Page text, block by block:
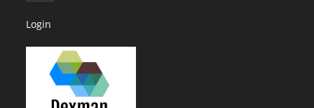
Login